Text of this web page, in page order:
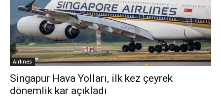
Airlines
Singapur Hava Yolları, ilk kez çeyrek
dönemlik kar açıkladı